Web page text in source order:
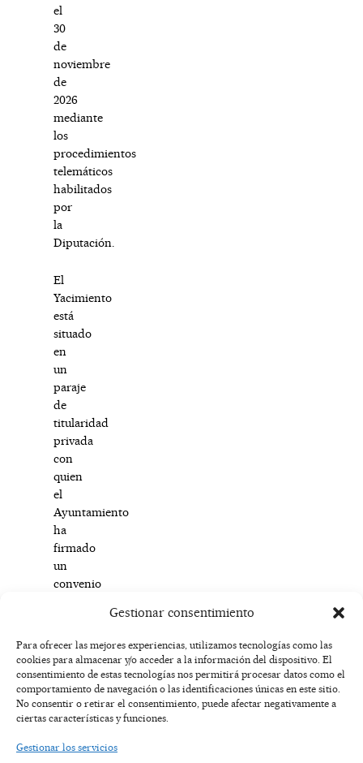
Gestionar consentimiento
Para ofrecer las mejores experiencias, utilizamos tecnologías como las
cookies para almacenar y/o acceder a la información del dispositivo. El
consentimiento de estas tecnologías nos permitirá procesar datos como el
comportamiento de navegación o las identificaciones únicas en este sitio.
No consentir o retirar el consentimiento, puede afectar negativamente a
ciertas características y funciones.
Gestionar los servicios
el
30
de
noviembre
de
2026
mediante
los
procedimientos
telemáticos
habilitados
por
la
Diputación.
El
Yacimiento
está
situado
en
un
paraje
de
titularidad
privada
con
quien
el
Ayuntamiento
ha
firmado
un
convenio
cooperación.
F
a
c
e
I
n
s
t
X
-
t
w
Y
o
u
t
T
i
k
t
AVISO